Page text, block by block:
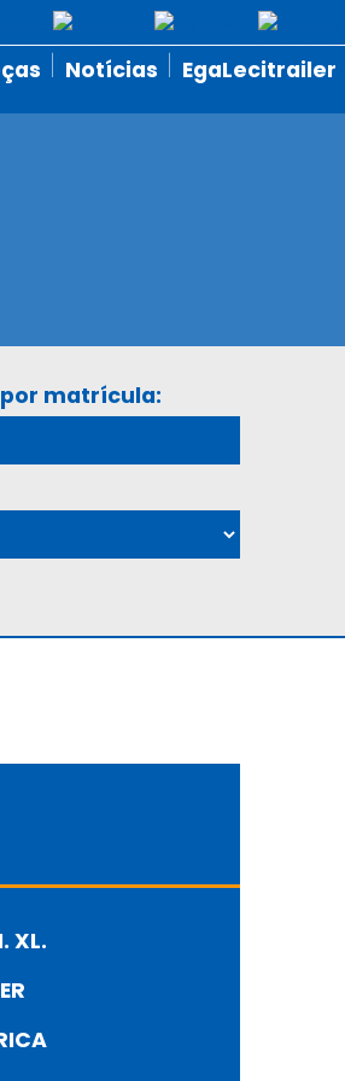
Notícias EgaLecitrailer
matrícula:
XL.